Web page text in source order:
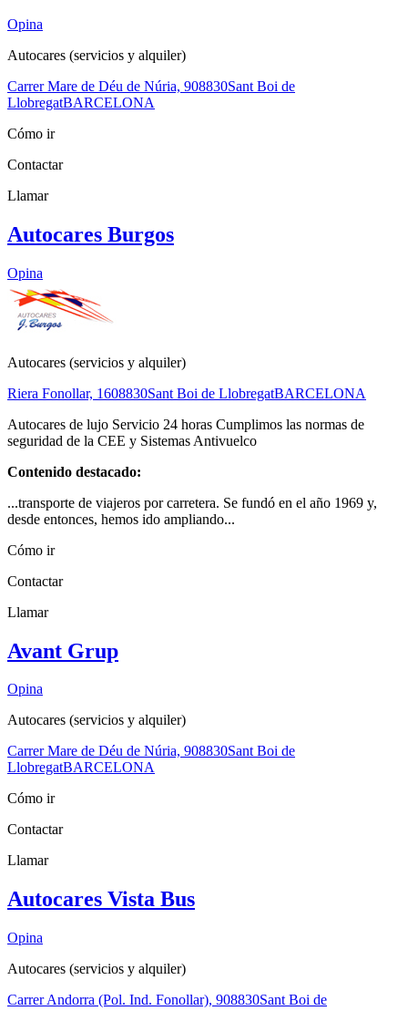
Opina
Autocares (servicios y alquiler)
Carrer Mare de Déu de Núria, 908830Sant Boi de
LlobregatBARCELONA
Cómo ir
Contactar
Llamar
Autocares Burgos
Opina
Autocares (servicios y alquiler)
Riera Fonollar, 1608830Sant Boi de LlobregatBARCELONA
Autocares de lujo Servicio 24 horas Cumplimos las normas de
seguridad de la CEE y Sistemas Antivuelco
Contenido destacado:
...transporte de viajeros por carretera. Se fundó en el año 1969 y,
desde entonces, hemos ido ampliando...
Cómo ir
Contactar
Llamar
Avant Grup
Opina
Autocares (servicios y alquiler)
Carrer Mare de Déu de Núria, 908830Sant Boi de
LlobregatBARCELONA
Cómo ir
Contactar
Llamar
Autocares Vista Bus
Opina
Autocares (servicios y alquiler)
Carrer Andorra (Pol. Ind. Fonollar), 908830Sant Boi de